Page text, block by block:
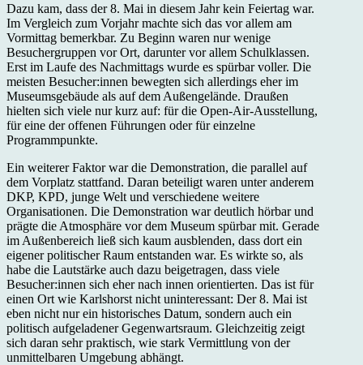
Dazu kam, dass der 8. Mai in diesem Jahr kein Feiertag war.
Im Vergleich zum Vorjahr machte sich das vor allem am
Vormittag bemerkbar. Zu Beginn waren nur wenige
Besuchergruppen vor Ort, darunter vor allem Schulklassen.
Erst im Laufe des Nachmittags wurde es spürbar voller. Die
meisten Besucher:innen bewegten sich allerdings eher im
Museumsgebäude als auf dem Außengelände. Draußen
hielten sich viele nur kurz auf: für die Open-Air-Ausstellung,
für eine der offenen Führungen oder für einzelne
Programmpunkte.
Ein weiterer Faktor war die Demonstration, die parallel auf
dem Vorplatz stattfand. Daran beteiligt waren unter anderem
DKP, KPD, junge Welt und verschiedene weitere
Organisationen. Die Demonstration war deutlich hörbar und
prägte die Atmosphäre vor dem Museum spürbar mit. Gerade
im Außenbereich ließ sich kaum ausblenden, dass dort ein
eigener politischer Raum entstanden war. Es wirkte so, als
habe die Lautstärke auch dazu beigetragen, dass viele
Besucher:innen sich eher nach innen orientierten. Das ist für
einen Ort wie Karlshorst nicht uninteressant: Der 8. Mai ist
eben nicht nur ein historisches Datum, sondern auch ein
politisch aufgeladener Gegenwartsraum. Gleichzeitig zeigt
sich daran sehr praktisch, wie stark Vermittlung von der
unmittelbaren Umgebung abhängt.